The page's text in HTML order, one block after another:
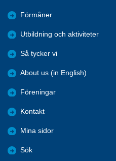
Förmåner
Utbildning och aktiviteter
Så tycker vi
About us (in English)
Föreningar
Kontakt
Mina sidor
Sök